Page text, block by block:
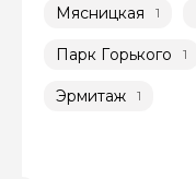
Мясницкая 1
Парк Горького 1
Эрмитаж 1